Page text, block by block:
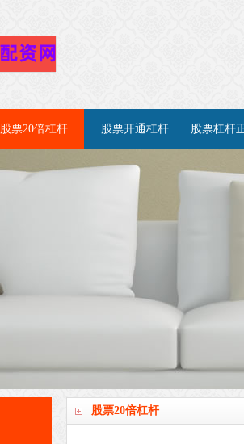
股票20倍杠杆 股票开通杠杆 股票杠杆
股票20倍杠杆